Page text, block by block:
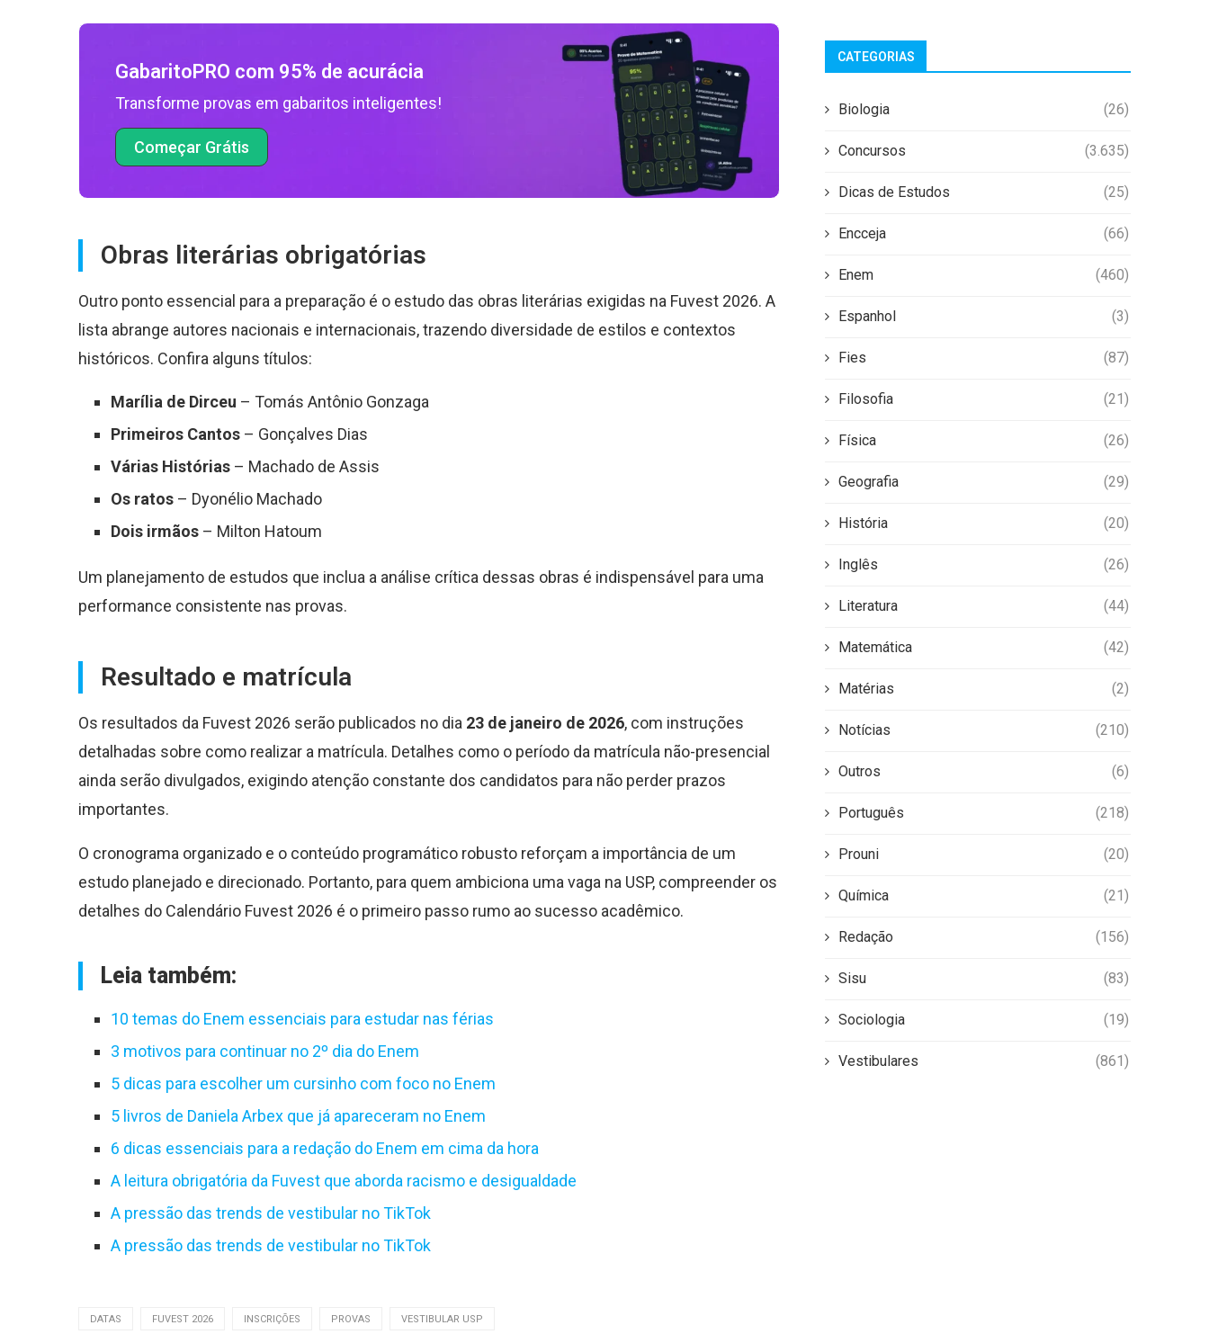
GabaritoPRO com 95% de acurácia
Transforme provas em gabaritos inteligentes!
Começar Grátis
Obras literárias obrigatórias
Outro ponto essencial para a preparação é o estudo das obras literárias exigidas na Fuvest 2026. A
lista abrange autores nacionais e internacionais, trazendo diversidade de estilos e contextos
históricos. Confira alguns títulos:
Marília de Dirceu – Tomás Antônio Gonzaga
Primeiros Cantos – Gonçalves Dias
Várias Histórias – Machado de Assis
Os ratos – Dyonélio Machado
Dois irmãos – Milton Hatoum
Um planejamento de estudos que inclua a análise crítica dessas obras é indispensável para uma
performance consistente nas provas.
Resultado e matrícula
Os resultados da Fuvest 2026 serão publicados no dia 23 de janeiro de 2026, com instruções
detalhadas sobre como realizar a matrícula. Detalhes como o período da matrícula não-presencial
ainda serão divulgados, exigindo atenção constante dos candidatos para não perder prazos
importantes.
O cronograma organizado e o conteúdo programático robusto reforçam a importância de um
estudo planejado e direcionado. Portanto, para quem ambiciona uma vaga na USP, compreender os
detalhes do Calendário Fuvest 2026 é o primeiro passo rumo ao sucesso acadêmico.
Leia também:
10 temas do Enem essenciais para estudar nas férias
3 motivos para continuar no 2º dia do Enem
5 dicas para escolher um cursinho com foco no Enem
5 livros de Daniela Arbex que já apareceram no Enem
6 dicas essenciais para a redação do Enem em cima da hora
A leitura obrigatória da Fuvest que aborda racismo e desigualdade
A pressão das trends de vestibular no TikTok
A pressão das trends de vestibular no TikTok
DATAS FUVEST 2026 INSCRIÇÕES PROVAS VESTIBULAR USP
CATEGORIAS
Biologia (26)
Concursos (3.635)
Dicas de Estudos (25)
Encceja (66)
Enem (460)
Espanhol (3)
Fies (87)
Filosofia (21)
Física (26)
Geografia (29)
História (20)
Inglês (26)
Literatura (44)
Matemática (42)
Matérias (2)
Notícias (210)
Outros (6)
Português (218)
Prouni (20)
Química (21)
Redação (156)
Sisu (83)
Sociologia (19)
Vestibulares (861)